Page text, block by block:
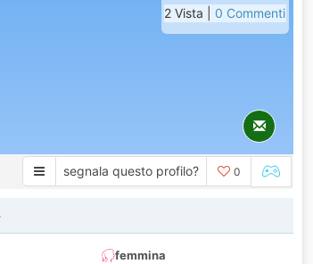
2 Vista | 0 Commenti
segnala questo profilo? 0
femmina